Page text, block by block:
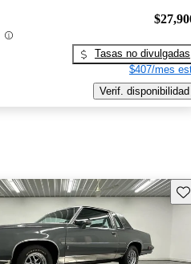
Tasas no divulgadas
$407/mes
Verif. disponibilidad